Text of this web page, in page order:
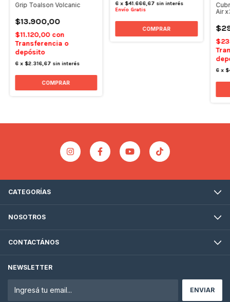
Grip Toalson Volcanic
$13.900,00
$11.120,00 con
Transferencia o
depósito
6 x $2.316,67 sin interés
COMPRAR
6 x$41.666,67 sin interés
Envío Gratis
COMPRAR
Air
6 x
CATEGORÍAS
NOSOTROS
CONTACTÁNOS
NEWSLETTER